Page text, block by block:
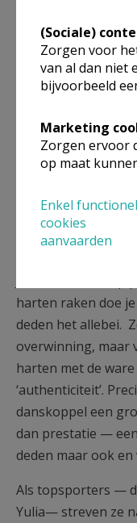
Bezielster Gina in
Yulia.
Het winnende
KWETSBAARHEID -
harten raken doe
deden het allebei.
overwinning, maar
harten met de
‘authenticiteit’.
danskoppel een
dan prestatie —
deden maar ook
Als topsporters —
Yulia— streven ze
(Sociale)
Zorgen voor
van al dan niet
bijvoorbeeld
Marketing
Zorgen ervoor
op maat
Enkel
cookies
aanvaarden